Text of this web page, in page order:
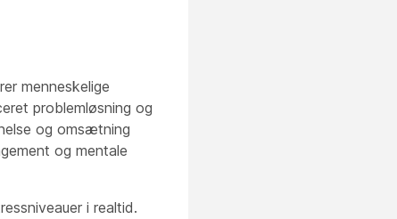
menneskelige
problemløsning og
og omsætning
og mentale
i realtid.